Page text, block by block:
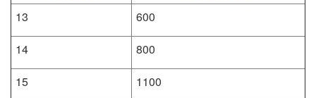
13
600
14
800
15
1100